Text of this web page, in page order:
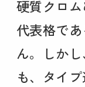
硬質クロ
代表格で
ん。しか
も、タイ